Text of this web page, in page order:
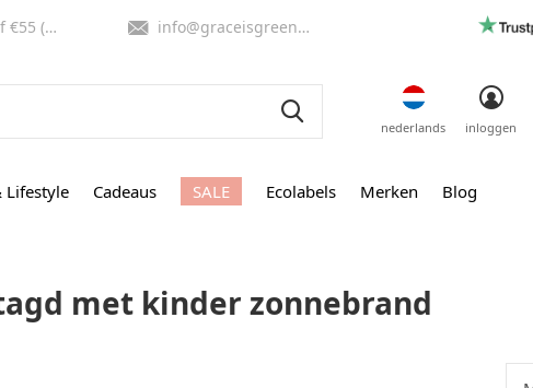
Lifestyle Cadeaus SALE Ecolabels Merken Blog
nederlands inloggen
BE) info@graceisgreen.com
met kinder zonnebrand